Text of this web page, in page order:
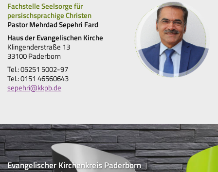
Fachstelle Seelsorge für
persischsprachige Christen
Pastor Mehrdad Sepehri Fard
Haus der Evangelischen Kirche
Klingenderstraße 13
33100 Paderborn
Tel.: 05251 5002-97
Tel.: 0151 46560643
sepehri@kkpb.de
Evangelischer Kirchenkreis Paderborn